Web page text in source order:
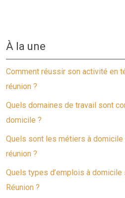
À la une
Comment réussir son activité en
réunion ?
Quels domaines de travail sont
domicile ?
Quels sont les métiers à
réunion ?
Quels types d’emplois à
Réunion ?